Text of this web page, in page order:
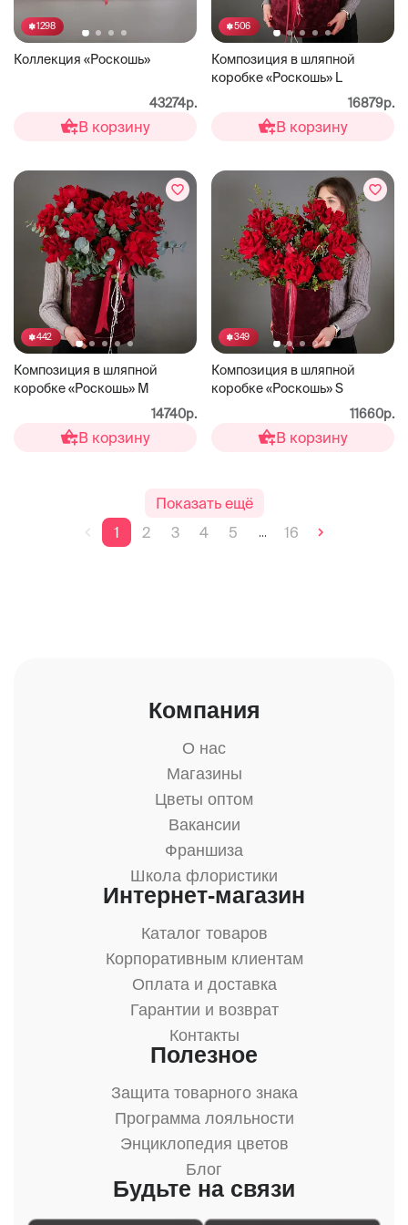
1298
Коллекция «Роскошь»
43274р.
В корзину
506
Композиция в шляпной
коробке «Роскошь» L
16879р.
В корзину
442
Композиция в шляпной
коробке «Роскошь» М
14740р.
В корзину
349
Композиция в шляпной
коробке «Роскошь» S
11660р.
В корзину
Показать ещё
1
2 3 4 5 ... 16
Компания
О нас
Магазины
Цветы оптом
Вакансии
Франшиза
Школа флористики
Интернет-магазин
Каталог товаров
Корпоративным клиентам
Оплата и доставка
Гарантии и возврат
Контакты
Полезное
Защита товарного знака
Программа лояльности
Энциклопедия цветов
Блог
Будьте на связи